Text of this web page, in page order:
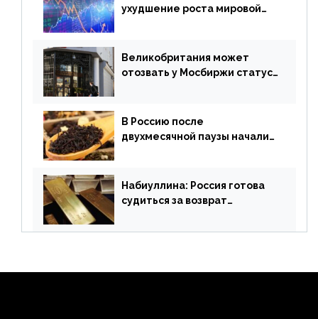
ухудшение роста мировой
апреля
Великобритания может
отозвать у Мосбиржи статус
В Россию после
двухмесячной паузы начали
Набиуллина: Россия готова
судиться за возврат
страны